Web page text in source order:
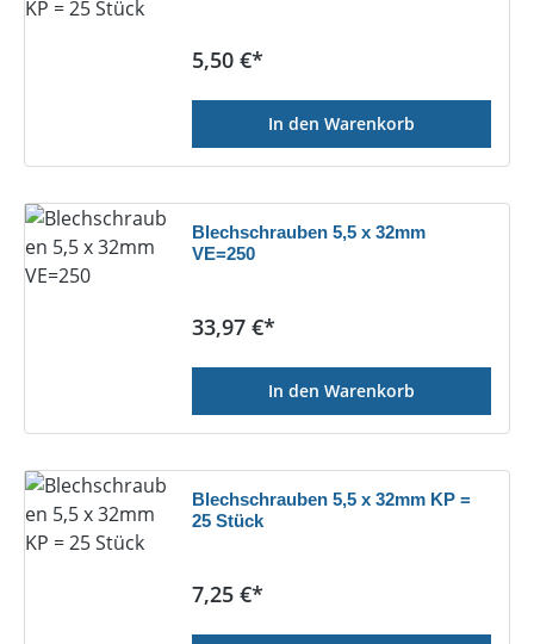
Regulärer Preis:
5,50 €*
In den Warenkorb
Blechschrauben 5,5 x 32mm
VE=250
Regulärer Preis:
33,97 €*
In den Warenkorb
Blechschrauben 5,5 x 32mm KP =
25 Stück
Regulärer Preis:
7,25 €*